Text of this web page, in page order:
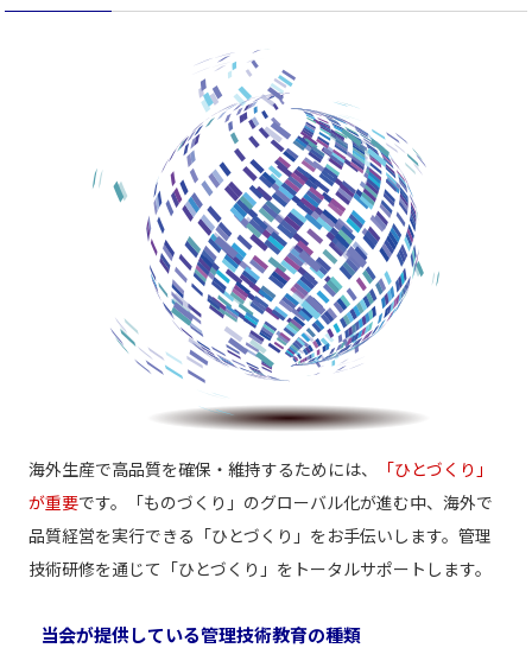
海外生産で高品質を確保・維持するためには、
「ひとづくり」
が重要です。「ものづくり」のグローバル化が進む中、海外で
品質経営を実行できる「ひとづくり」をお手伝いします。管理
技術研修を通じて「ひとづくり」をトータルサポートします。
当会が提供している管理技術教育の種類